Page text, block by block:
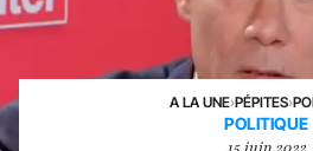
A LA UNE›PÉPITES›
POLITIQUE